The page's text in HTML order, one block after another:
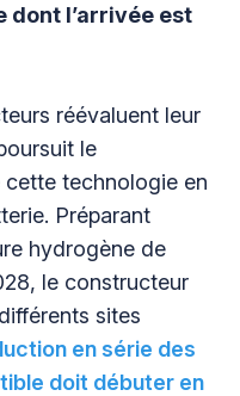
dont l’arrivée est
réévaluent leur
le
technologie en
Préparant
hydrogène de
le constructeur
sites
en série des
doit débuter en